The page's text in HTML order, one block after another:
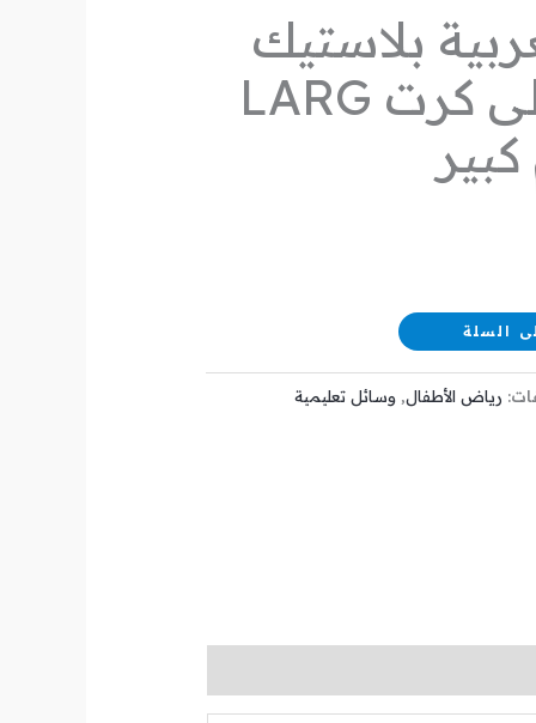
بلاستيك
ممغنطة على كرت LARG
السلة
رياض الأطفال, وسائل تعليمية